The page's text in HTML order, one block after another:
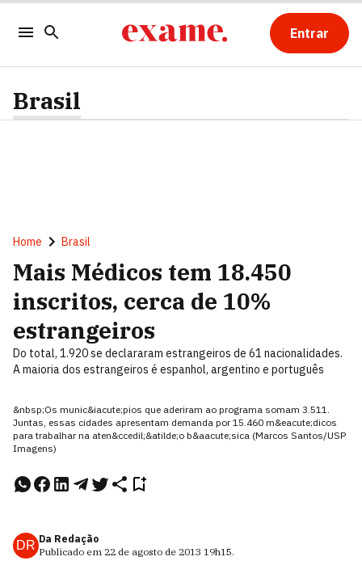
Entrar
Brasil
Home Brasil
Mais Médicos tem 18.450
inscritos, cerca de 10%
estrangeiros
Do total, 1.920 se declararam estrangeiros de 61 nacionalidades.
A maioria dos estrangeiros é espanhol, argentino e português
&nbsp;Os munic&iacute;pios que aderiram ao programa somam 3.511.
Juntas, essas cidades apresentam demanda por 15.460 m&eacute;dicos
para trabalhar na aten&ccedil;&atilde;o b&aacute;sica (Marcos Santos/USP
Imagens)
DR Da Redação
Publicado em 22 de agosto de 2013 19h15.